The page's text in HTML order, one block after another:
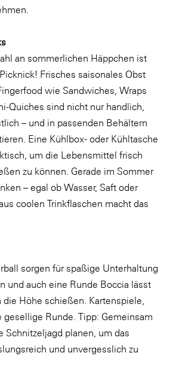
Salzburg
Fahrzeughandel und
Finanzdienstleister
an sommerlichen Häppchen ist
Frisches saisonales Obst
wie Sandwiches, Wraps
Quiches sind nicht nur handlich,
– und in passenden Behältern
Eine Kühlbox- oder Kühltasche
um die Lebensmittel frisch
zu können. Gerade im Sommer
– egal ob Wasser, Saft oder
coolen Trinkflaschen macht das
sorgen für spaßige Unterhaltung
und auch eine Runde Boccia lässt
Höhe schießen. Kartenspiele,
gesellige Runde. Tipp: Gemeinsam
Schnitzeljagd planen, um das
und unvergesslich zu